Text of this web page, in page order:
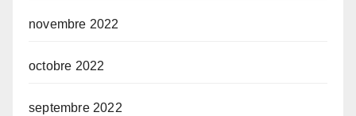
novembre 2022
octobre 2022
septembre 2022